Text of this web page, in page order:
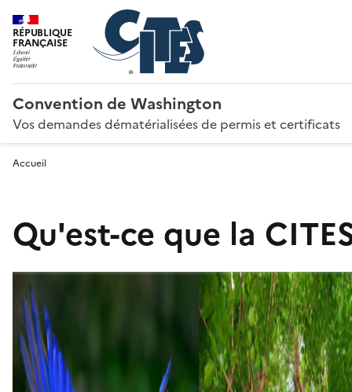
RÉPUBLIQUE
FRANÇAISE
Convention de Washington
Vos demandes dématérialisées de permis et certificats
Accueil
Qu'est-ce que la